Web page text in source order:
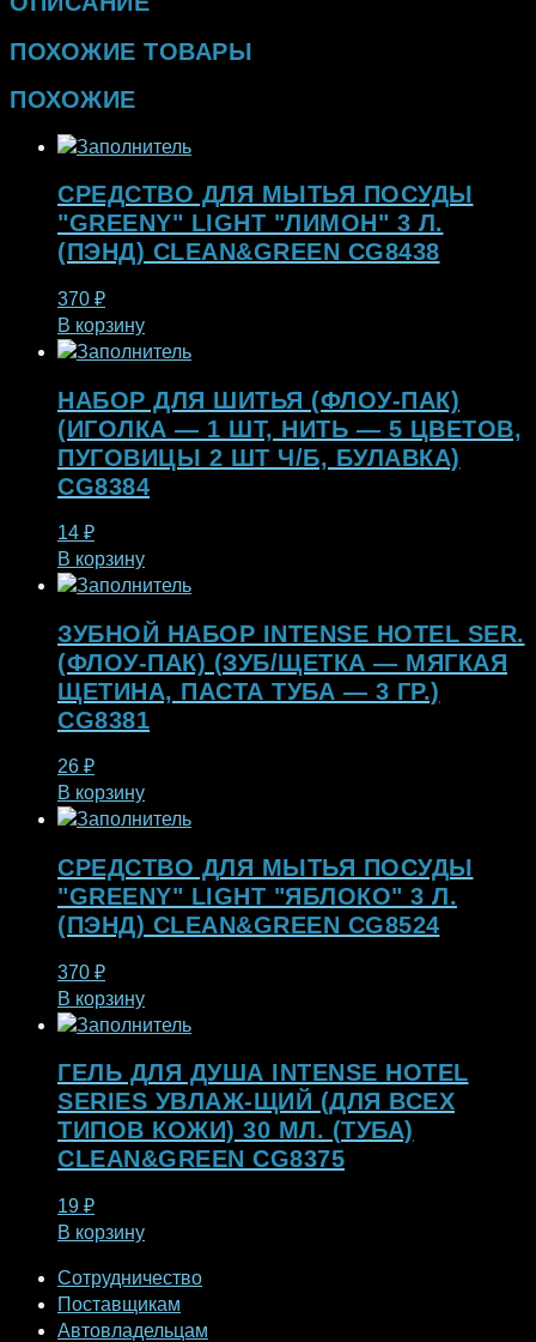
ПОХОЖИЕ ТОВАРЫ
ПОХОЖИЕ
СРЕДСТВО ДЛЯ МЫТЬЯ ПОСУДЫ
"GREENY" LIGHT "ЛИМОН" 3 Л.
(ПЭНД) CLEAN&GREEN CG8438
370 ₽
В корзину
НАБОР ДЛЯ ШИТЬЯ (ФЛОУ-ПАК)
(ИГОЛКА — 1 ШТ, НИТЬ — 5 ЦВЕТОВ,
ПУГОВИЦЫ 2 ШТ Ч/Б, БУЛАВКА)
CG8384
14 ₽
В корзину
ЗУБНОЙ НАБОР INTENSE HOTEL SER.
(ФЛОУ-ПАК) (ЗУБ/ЩЕТКА — МЯГКАЯ
ЩЕТИНА, ПАСТА ТУБА — 3 ГР.)
CG8381
26 ₽
В корзину
СРЕДСТВО ДЛЯ МЫТЬЯ ПОСУДЫ
"GREENY" LIGHT "ЯБЛОКО" 3 Л.
(ПЭНД) CLEAN&GREEN CG8524
370 ₽
В корзину
ГЕЛЬ ДЛЯ ДУША INTENSE HOTEL
SERIES УВЛАЖ-ЩИЙ (ДЛЯ ВСЕХ
ТИПОВ КОЖИ) 30 МЛ. (ТУБА)
CLEAN&GREEN CG8375
19 ₽
В корзину
Сотрудничество
Поставщикам
Автовладельцам